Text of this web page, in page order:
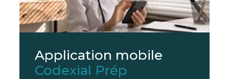
Application mobile
Codexial Prép